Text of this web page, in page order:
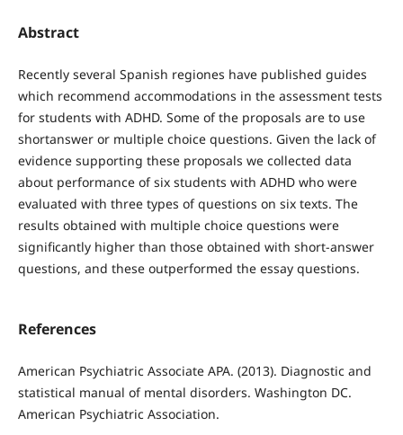
Abstract
Recently several Spanish regiones have published guides
which recommend accommodations in the assessment tests
for students with ADHD. Some of the proposals are to use
shortanswer or multiple choice questions. Given the lack of
evidence supporting these proposals we collected data
about performance of six students with ADHD who were
evaluated with three types of questions on six texts. The
results obtained with multiple choice questions were
significantly higher than those obtained with short-answer
questions, and these outperformed the essay questions.
References
American Psychiatric Associate APA. (2013). Diagnostic and
statistical manual of mental disorders. Washington DC.
American Psychiatric Association.